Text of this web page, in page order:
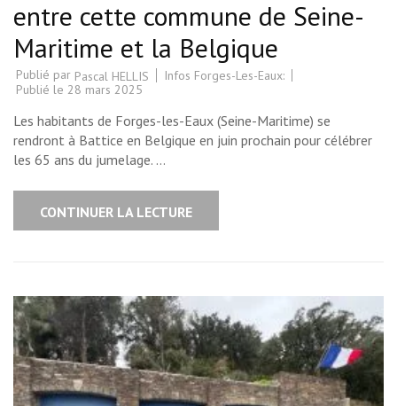
entre cette commune de Seine-
Maritime et la Belgique
Publié par Pascal HELLIS
Infos Forges-Les-Eaux:
Publié le 28 mars 2025
Les habitants de Forges-les-Eaux (Seine-Maritime) se
rendront à Battice en Belgique en juin prochain pour célébrer
les 65 ans du jumelage. …
CONTINUER LA LECTURE